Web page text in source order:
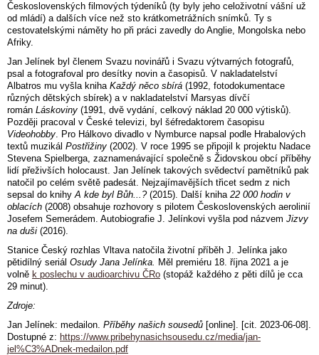
Československých filmových týdeníků (ty byly jeho celoživotní vášní už
od mládí) a dalších více než sto krátkometrážních snímků. Ty s
cestovatelskými náměty ho při práci zavedly do Anglie, Mongolska nebo
Afriky.
Jan Jelínek byl členem Svazu novinářů i Svazu výtvarných fotografů,
psal a fotografoval pro desítky novin a časopisů. V nakladatelství
Albatros mu vyšla kniha Každý něco sbírá (1992, fotodokumentace
různých dětských sbírek) a v nakladatelství Marsyas dívčí
román Láskoviny (1991, dvě vydání, celkový náklad 20 000 výtisků).
Později pracoval v České televizi, byl šéfredaktorem časopisu
Videohobby. Pro Hálkovo divadlo v Nymburce napsal podle Hrabalových
textů muzikál Postřižiny (2002). V roce 1995 se připojil k projektu Nadace
Stevena Spielberga, zaznamenávající společně s Židovskou obcí příběhy
lidí přeživších holocaust. Jan Jelínek takových svědectví pamětníků pak
natočil po celém světě padesát. Nejzajímavějších třicet sedm z nich
sepsal do knihyA kde byl Bůh...?(2015). Další kniha 22 000 hodin v
oblacích (2008) obsahuje rozhovory s pilotem Československých aerolinií
Josefem Semerádem. Autobiografie J. Jelínkovi vyšla pod názvem Jizvy
na duši (2016).
Stanice Český rozhlas Vltava natočila životní příběh J. Jelínka jako
pětidílný seriál Osudy Jana Jelínka. Měl premiéru 18. října 2021 a je
volně k poslechu v audioarchivu ČRo (stopáž každého z pěti dílů je cca
29 minut).
Zdroje:
Jan Jelínek: medailon. Příběhy našich sousedů [online]. [cit. 2023-06-08].
Dostupné z: https://www.pribehynasichsousedu.cz/media/jan-
jel%C3%ADnek-medailon.pdf